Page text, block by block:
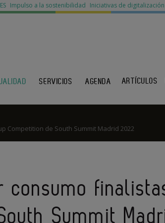
Impulso a la sostenibilidad Iniciativas de digitalización
SERVICIOS AGENDA ARTÍCULOS
Competition de South Summit Madrid 2022
consumo
Summit